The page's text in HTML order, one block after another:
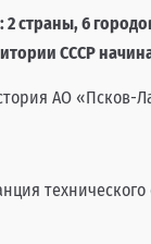
страны, 6
СССР
АО «Псков-